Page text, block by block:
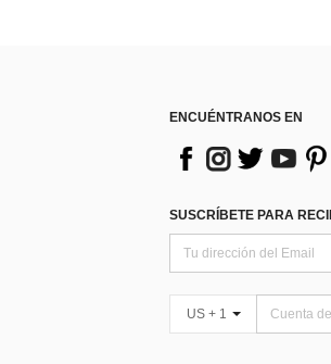
ENCUÉNTRANOS EN
SUSCRÍBETE PARA
US + 1